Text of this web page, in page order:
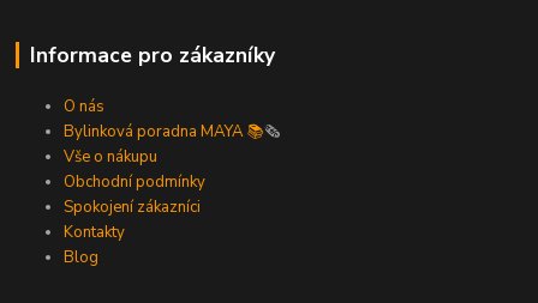
Informace pro zákazníky
O nás
Bylinková poradna MAYA 📚🗞️
Vše o nákupu
Obchodní podmínky
Spokojení zákazníci
Kontakty
Blog